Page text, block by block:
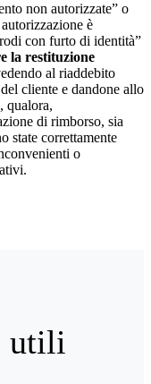
non autorizzate” o
è
con furto di identità”
la restituzione
al riaddebito
cliente e dandone allo
qualora,
di rimborso, sia
state correttamente
o
utili